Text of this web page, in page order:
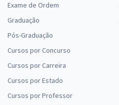
Exame de Ordem
Graduação
Pós-Graduação
Cursos por Concurso
Cursos por Carreira
Cursos por Estado
Cursos por Professor